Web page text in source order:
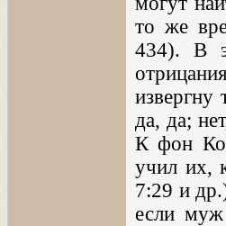
то же
434). В
да, да;
К фон
учил их,
7:29 и
если муж